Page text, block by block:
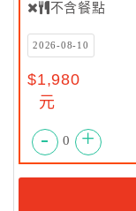
不含餐點
2026-08-10
$1,980
元
- 0 +